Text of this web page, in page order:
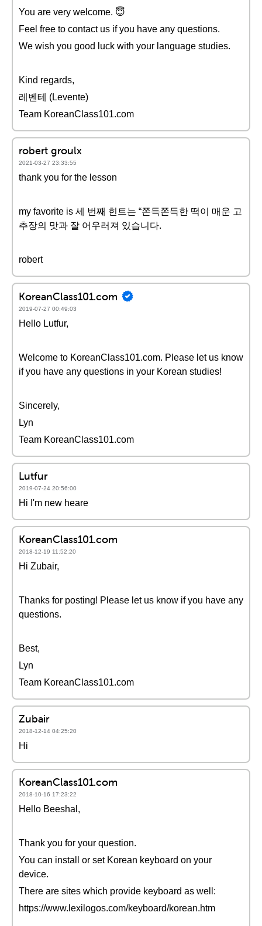
You are very welcome. 😇
Feel free to contact us if you have any questions.
We wish you good luck with your language studies.
Kind regards,
레벤테 (Levente)
Team KoreanClass101.com
robert groulx
2021-03-27 23:33:55
thank you for the lesson
my favorite is 세 번째 힌트는 “쫀득쫀득한 떡이 매운 고
추장의 맛과 잘 어우러져 있습니다.
robert
KoreanClass101.com
2019-07-27 00:49:03
Hello Lutfur,
Welcome to KoreanClass101.com. Please let us know
if you have any questions in your Korean studies!
Sincerely,
Lyn
Team KoreanClass101.com
Lutfur
2019-07-24 20:56:00
Hi I'm new heare
KoreanClass101.com
2018-12-19 11:52:20
Hi Zubair,
Thanks for posting! Please let us know if you have any
questions.
Best,
Lyn
Team KoreanClass101.com
Zubair
2018-12-14 04:25:20
Hi
KoreanClass101.com
2018-10-16 17:23:22
Hello Beeshal,
Thank you for your question.
You can install or set Korean keyboard on your
device.
There are sites which provide keyboard as well:
https://www.lexilogos.com/keyboard/korean.htm